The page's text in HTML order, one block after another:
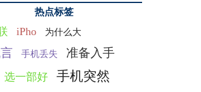
热点标签
iPho 为什么大
手机丢失 准备入手
选一部好 手机突然